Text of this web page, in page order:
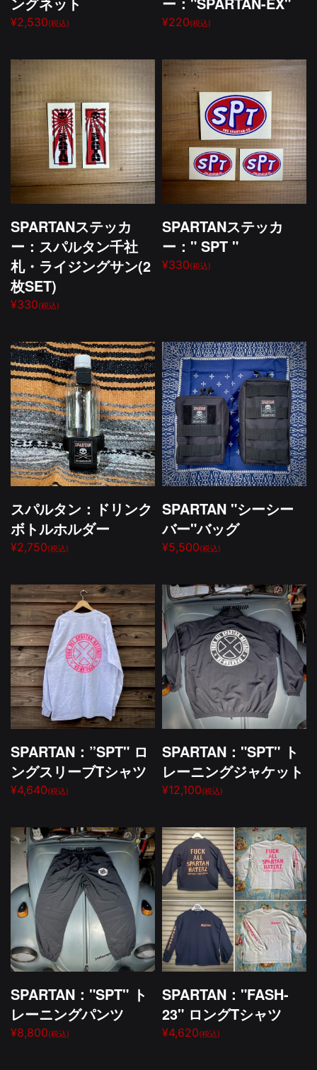
¥2,530(税込) ¥220(税込)
SPARTANステッカ
ー：スパルタン千社
札・ライジングサン(2
枚SET)
¥330(税込)
SPARTANステッカ
ー：" SPT "
¥330(税込)
スパルタン：ドリンク
ボトルホルダー
¥2,750(税込)
SPARTAN "シーシー
バー"バッグ
¥5,500(税込)
SPARTAN：”SPT" ロ
ングスリーブTシャツ
¥4,640(税込)
SPARTAN："SPT" ト
レーニングジャケット
¥12,100(税込)
SPARTAN："SPT" ト
レーニングパンツ
¥8,800(税込)
SPARTAN："FASH-
23" ロングTシャツ
¥4,620(税込)